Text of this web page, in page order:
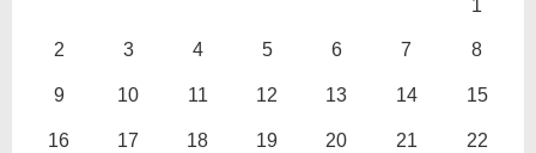
1
2 3 4 5 6 7 8
9 10 11 12 13 14 15
16 17 18 19 20 21 22